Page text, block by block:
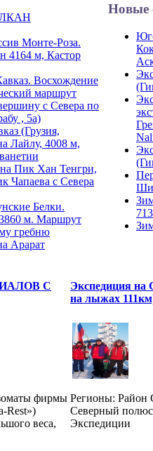
Монте-Роза.
4164 м, Кастор
Восхождение
маршрут
с Севера по
, 5а)
(Грузия,
Лайлу, 4008 м,
Пик Хан Тенгри,
Чапаева с Севера
Белки.
м. Маршрут
гребню
Арарат
Новые
С
фирмы
Rest»)
веса,
Экспедиция на
на лыжах
Регионы: Район
Северный
Экспедиции